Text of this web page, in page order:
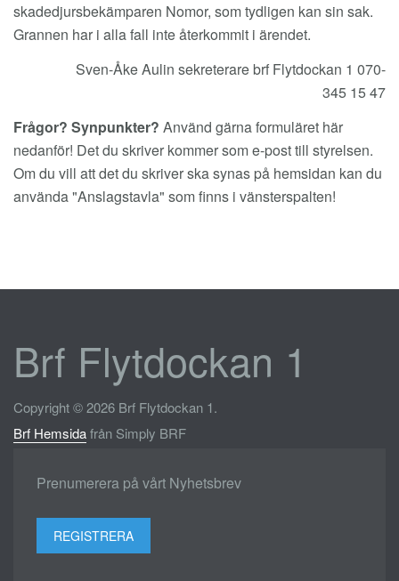
skadedjursbekämparen Nomor, som tydligen kan sin sak.
Grannen har i alla fall inte återkommit i ärendet.
Sven-Åke Aulin sekreterare brf Flytdockan 1 070-
345 15 47
Frågor? Synpunkter? Använd gärna formuläret här
nedanför! Det du skriver kommer som e-post till styrelsen.
Om du vill att det du skriver ska synas på hemsidan kan du
använda "Anslagstavla" som finns i vänsterspalten!
Brf Flytdockan 1
Copyright © 2026 Brf Flytdockan 1.
Brf Hemsidafrån Simply BRF
Prenumerera på vårt Nyhetsbrev
REGISTRERA